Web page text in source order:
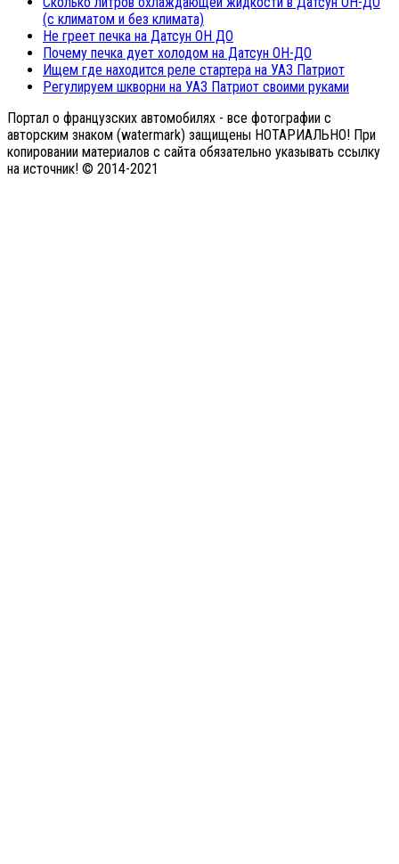
(с климатом и без климата)
Не греет печка на Датсун ОН ДО
Почему печка дует холодом на Датсун ОН-ДО
Ищем где находится реле стартера на УАЗ Патриот
Регулируем шкворни на УАЗ Патриот своими руками
Портал о французских автомобилях - все фотографии с
авторским знаком (watermark) защищены НОТАРИАЛЬНО! При
копировании материалов с сайта обязательно указывать ссылку
на источник! © 2014-2021